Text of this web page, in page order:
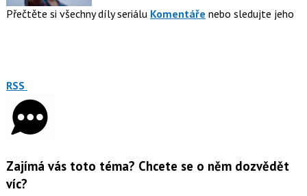
Přečtěte si všechny díly seriálu Komentáře nebo sledujte jeho
RSS
Zajímá vás toto téma? Chcete se o něm dozvědět
víc?